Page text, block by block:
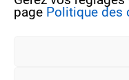
page Politique des
Vous